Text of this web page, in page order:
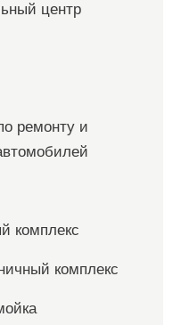
центр
ремонту и
комплекс
комплекс